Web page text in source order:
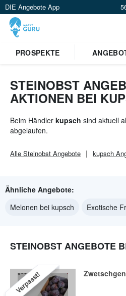
DIE Angebote App
PROSPEKTE
STEINOBST
AKTIONEN BEI
Beim Händler kupsch sind aktuell
abgelaufen.
Alle Steinobst Angebote kupsch
Ähnliche Angebote:
Melonen bei kupsch
Exotische
STEINOBST ANGEBOTE
Verpasst! Zwetschgen